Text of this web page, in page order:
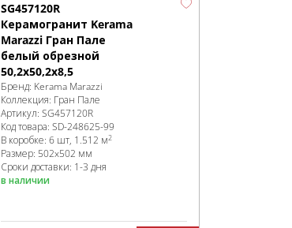
SG457120R
Керамогранит Kerama
Marazzi Гран Пале
белый обрезной
50,2x50,2x8,5
Бренд: Kerama Marazzi
Коллекция: Гран Пале
Артикул: SG457120R
Код товара: SD-248625-99
В коробке: 6 шт, 1.512 м2
Размер: 502x502 мм
Сроки доставки: 1-3 дня
в наличии